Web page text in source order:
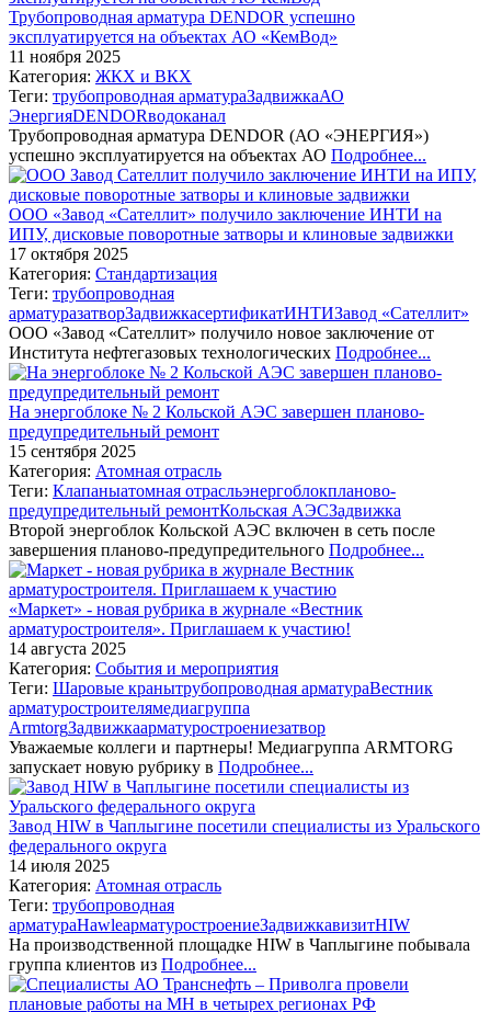
Трубопроводная арматура DENDOR успешно
эксплуатируется на объектах АО «КемВод»
11 ноября 2025
Категория: ЖКХ и ВКХ
Теги: трубопроводная арматураЗадвижкаАО
ЭнергияDENDORводоканал
Трубопроводная арматура DENDOR (АО «ЭНЕРГИЯ»)
успешно эксплуатируется на объектах АО Подробнее...
ООО «Завод «Сателлит» получило заключение ИНТИ на
ИПУ, дисковые поворотные затворы и клиновые задвижки
17 октября 2025
Категория: Стандартизация
Теги: трубопроводная
арматуразатворЗадвижкасертификатИНТИЗавод «Сателлит»
ООО «Завод «Сателлит» получило новое заключение от
Института нефтегазовых технологических Подробнее...
На энергоблоке № 2 Кольской АЭС завершен планово-
предупредительный ремонт
15 сентября 2025
Категория: Атомная отрасль
Теги: Клапаныатомная отрасльэнергоблокпланово-
предупредительный ремонтКольская АЭСЗадвижка
Второй энергоблок Кольской АЭС включен в сеть после
завершения планово-предупредительного Подробнее...
«Маркет» - новая рубрика в журнале «Вестник
арматуростроителя». Приглашаем к участию!
14 августа 2025
Категория: События и мероприятия
Теги: Шаровые кранытрубопроводная арматураВестник
арматуростроителямедиагруппа
ArmtorgЗадвижкаарматуростроениезатвор
Уважаемые коллеги и партнеры! Медиагруппа ARMTORG
запускает новую рубрику в Подробнее...
Завод HIW в Чаплыгине посетили специалисты из Уральского
федерального округа
14 июля 2025
Категория: Атомная отрасль
Теги: трубопроводная
арматураHawleарматуростроениеЗадвижкавизитHIW
На производственной площадке HIW в Чаплыгине побывала
группа клиентов из Подробнее...